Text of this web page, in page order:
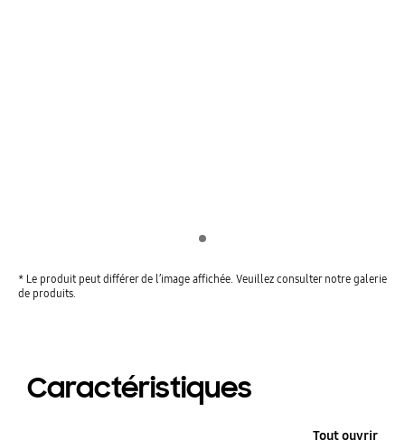
* Le produit peut différer de l’image affichée. Veuillez consulter notre galerie
de produits.
Caractéristiques
Tout ouvrir